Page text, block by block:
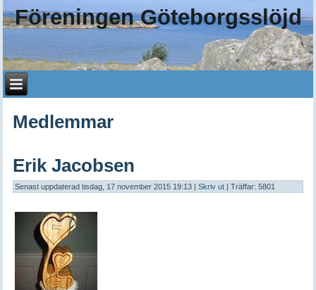
Föreningen Göteborgsslöjd
Medlemmar
Erik Jacobsen
Senast uppdaterad tisdag, 17 november 2015 19:13 |Skriv ut | Träffar: 5801